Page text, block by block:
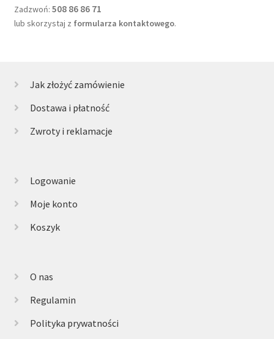
Zadzwoń: 508 86 86 71
lub skorzystaj z formularza kontaktowego.
Jak złożyć zamówienie
Dostawa i płatność
Zwroty i reklamacje
Logowanie
Moje konto
Koszyk
O nas
Regulamin
Polityka prywatności